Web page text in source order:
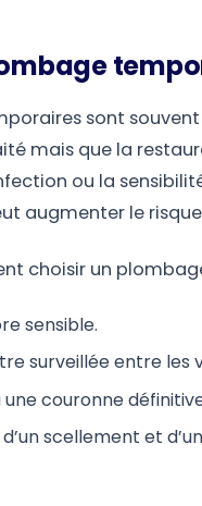
sont
mais que la
ou la
augmenter le
choisir un
sensible.
surveillée entre les
une couronne
scellement et